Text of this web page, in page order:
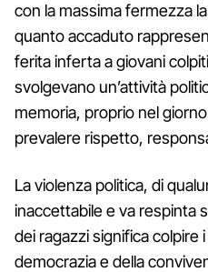
con la massima fermezza
quanto accaduto
ferita inferta a giovani
svolgevano un’attività
memoria, proprio nel
prevalere rispetto,
La violenza politica, di
inaccettabile e va respinta
dei ragazzi significa colpire
democrazia e della